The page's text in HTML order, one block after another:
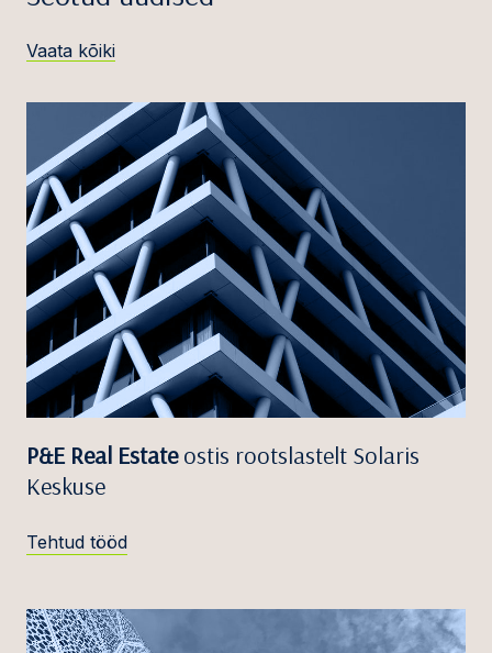
Vaata kõiki
P&E Real Estateostis rootslastelt Solaris
Keskuse
Tehtud tööd